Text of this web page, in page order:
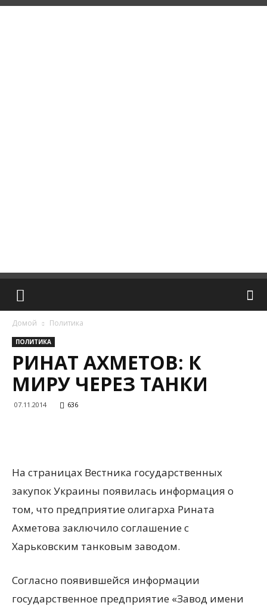
Домой Политика
ПОЛИТИКА
РИНАТ АХМЕТОВ: К
МИРУ ЧЕРЕЗ ТАНКИ
07.11.2014 636
На страницах Вестника государственных
закупок Украины появилась информация о
том, что предприятие олигарха Рината
Ахметова заключило соглашение с
Харьковским танковым заводом.
Согласно появившейся информации
государственное предприятие «Завод имени